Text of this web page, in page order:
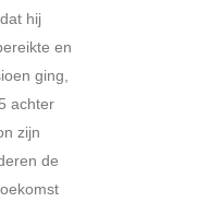
hij
en
ging,
achter
zijn
de